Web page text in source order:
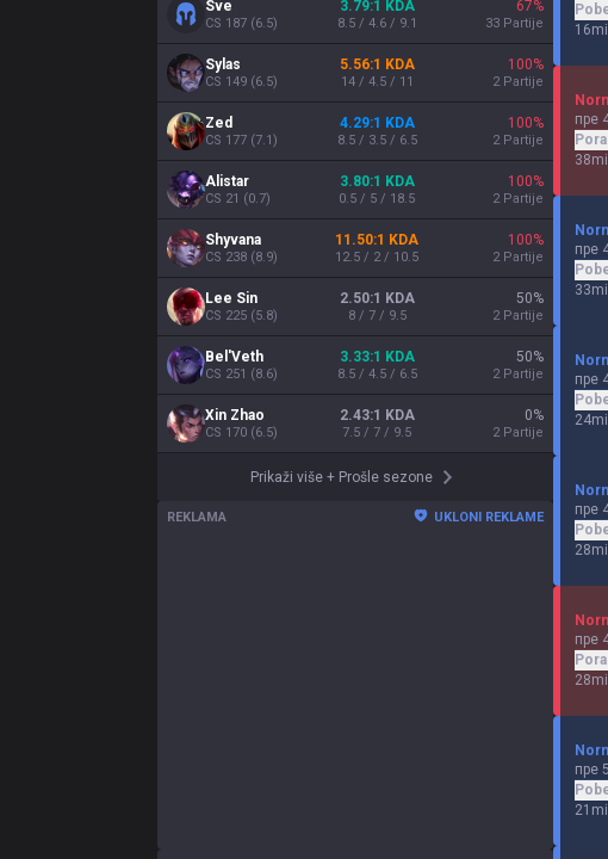
Sve
CS 187 (6.5)
3.79:1 KDA
8.5 / 4.6 / 9.1
67%
33 Partije
Sylas
CS 149 (6.5)
5.56:1 KDA
14 / 4.5 / 11
100%
2 Partije
Zed
CS 177 (7.1)
4.29:1 KDA
8.5 / 3.5 / 6.5
100%
2 Partije
Alistar
CS 21 (0.7)
3.80:1 KDA
0.5 / 5 / 18.5
100%
2 Partije
Shyvana
CS 238 (8.9)
11.50:1 KDA
12.5 / 2 / 10.5
100%
2 Partije
Lee Sin
CS 225 (5.8)
2.50:1 KDA
8 / 7 / 9.5
50%
2 Partije
Bel'Veth
CS 251 (8.6)
3.33:1 KDA
8.5 / 4.5 / 6.5
50%
2 Partije
Xin Zhao
CS 170 (6.5)
2.43:1 KDA
7.5 / 7 / 9.5
0%
2 Partije
Prikaži više+ Prošle sezone
REKLAMA UKLONI REKLAME
пре
пре
пре
пре
пре
пре